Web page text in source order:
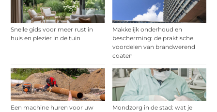
Snelle gids voor meer rust in
huis en plezier in de tuin
Makkelijk onderhoud en
bescherming: de praktische
voordelen van brandwerend
coaten
Een machine huren voor uw
Mondzorg in de stad: wat je